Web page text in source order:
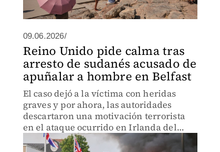
09.06.2026/
Reino Unido pide calma tras
arresto de sudanés acusado de
apuñalar a hombre en Belfast
El caso dejó a la víctima con heridas
graves y por ahora, las autoridades
descartaron una motivación terrorista
en el ataque ocurrido en Irlanda del
Norte.